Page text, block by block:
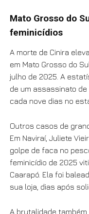
Mato Grosso do
feminicídios
A morte de Cinira
em Mato Grosso do
julho de 2025. A
de um assassinato
cada nove dias no
Outros casos de
Em Naviraí, Juliete
golpe de faca no
feminicídio de 2025
Caarapó. Ela foi
sua loja, dias após
A brutalidade